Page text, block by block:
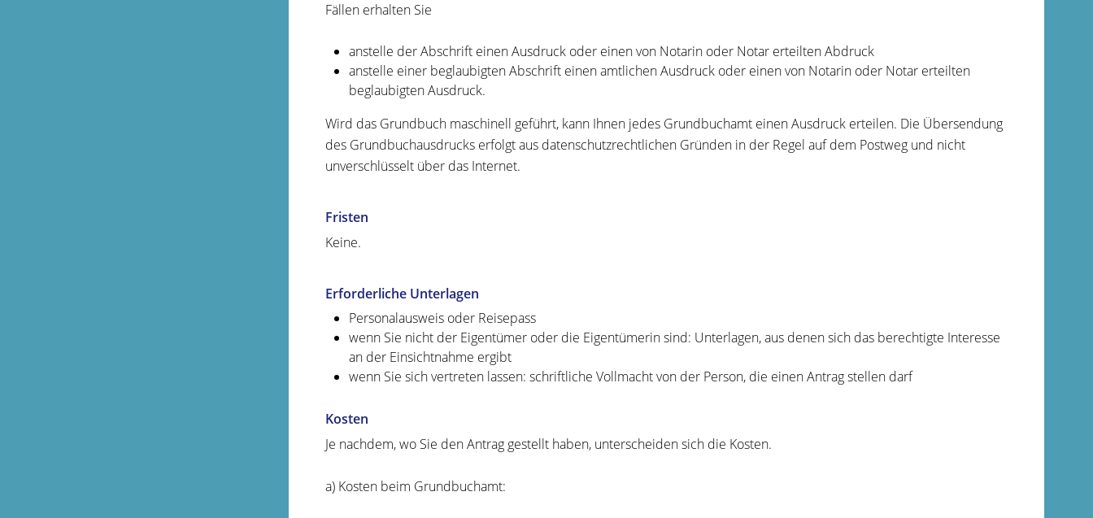
Fällen erhalten Sie
anstelle der Abschrift einen Ausdruck oder einen von Notarin oder Notar erteilten Abdruck
anstelle einer beglaubigten Abschrift einen amtlichen Ausdruck oder einen von Notarin oder Notar erteilten
beglaubigten Ausdruck.
Wird das Grundbuch maschinell geführt, kann Ihnen jedes Grundbuchamt einen Ausdruck erteilen. Die Übersendung
des Grundbuchausdrucks erfolgt aus datenschutzrechtlichen Gründen in der Regel auf dem Postweg und nicht
unverschlüsselt über das Internet.
Fristen
Keine.
Erforderliche Unterlagen
Personalausweis oder Reisepass
wenn Sie nicht der Eigentümer oder die Eigentümerin sind: Unterlagen, aus denen sich das berechtigte Interesse
an der Einsichtnahme ergibt
wenn Sie sich vertreten lassen: schriftliche Vollmacht von der Person, die einen Antrag stellen darf
Kosten
Je nachdem, wo Sie den Antrag gestellt haben, unterscheiden sich die Kosten.
a) Kosten beim Grundbuchamt: